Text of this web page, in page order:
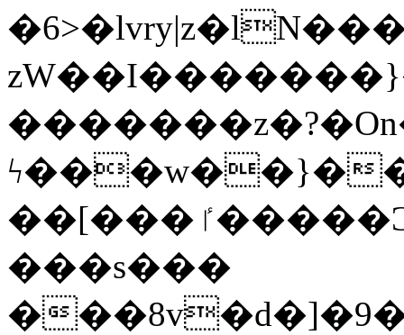
ϟ���w��}�
��[���ٵ�����Ͻ���������x�ս��Apq�����޻�V����O�cp����ٝy{����:�k�ןNݯOOCyx6���&���?
���s���
�